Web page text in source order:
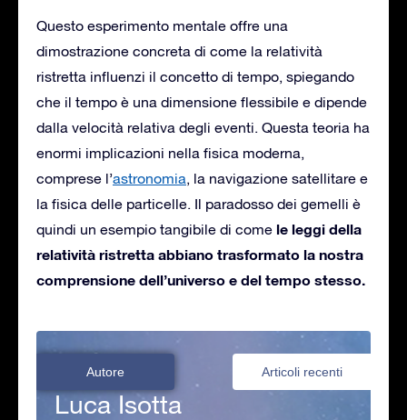
Questo esperimento mentale offre una
dimostrazione concreta di come la relatività
ristretta influenzi il concetto di tempo, spiegando
che il tempo è una dimensione flessibile e dipende
dalla velocità relativa degli eventi. Questa teoria ha
enormi implicazioni nella fisica moderna,
comprese l’astronomia, la navigazione satellitare e
la fisica delle particelle. Il paradosso dei gemelli è
quindi un esempio tangibile di come le leggi della
relatività ristretta abbiano trasformato la nostra
comprensione dell’universo e del tempo stesso.
Autore Articoli recenti
Luca Isotta